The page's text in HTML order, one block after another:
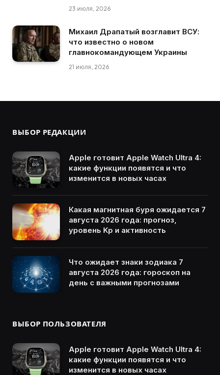
23 июля, 2026
Михаил Драпатый возглавит ВСУ:
что известно о новом
главнокомандующем Украины
21 июля, 2026
ВЫБОР РЕДАКЦИИ
Apple готовит Apple Watch Ultra 4:
какие функции появятся и что
изменится в новых часах
Какая магнитная буря ожидается 7
августа 2026 года: прогноз,
уровень Kp и активность
Что ожидает знаки зодиака 7
августа 2026 года: гороскоп на
день с важными прогнозами
ВЫБОР ПОЛЬЗОВАТЕЛЯ
Apple готовит Apple Watch Ultra 4:
какие функции появятся и что
изменится в новых часах